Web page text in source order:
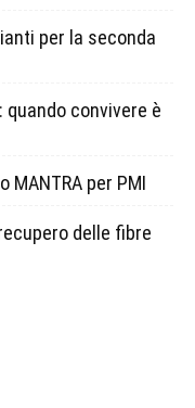
per la seconda
convivere è
MANTRA per PMI
delle fibre